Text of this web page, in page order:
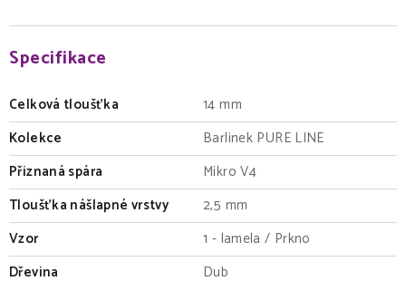
Specifikace
Celková tloušťka
14 mm
Kolekce
Barlinek PURE LINE
Přiznaná spára
Mikro V4
Tloušťka nášlapné vrstvy
2,5 mm
Vzor
1 - lamela / Prkno
Dřevina
Dub